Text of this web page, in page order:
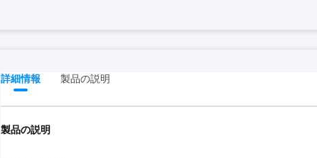
詳細情報 製品の説明
製品の説明